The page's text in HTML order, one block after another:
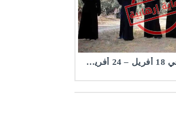
التقرير الأسبوعي 18 أفريل – 24 أفريل 2016 | مرصد الأخلاقيات المهنية في الصحافة المكتوبة و الإلكترونية